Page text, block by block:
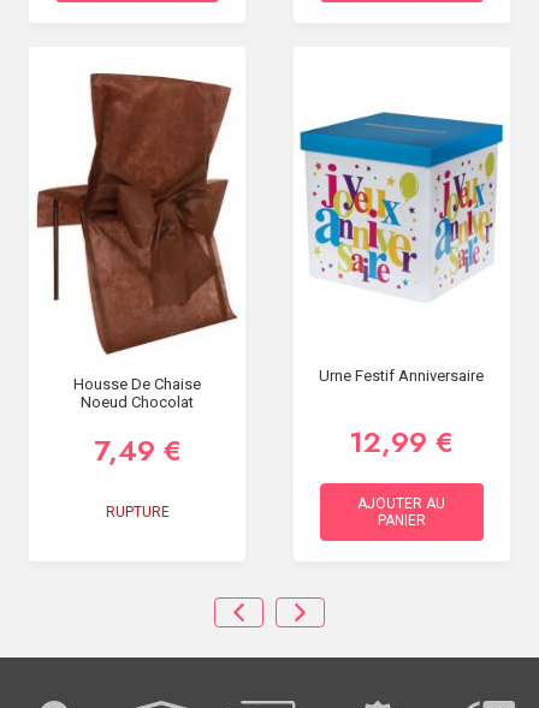
Housse De Chaise
Noeud Chocolat
7,49 €
RUPTURE
Urne Festif Anniversaire
12,99 €
AJOUTER AU
PANIER